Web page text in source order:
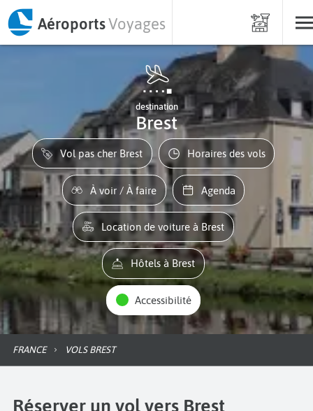
AéroportsVoyages
destination
Brest
Vol pas cher Brest Horaires des vols
À voir / À faire Agenda
Location de voiture à Brest
Hôtels à Brest
Accessibilité
FRANCE VOLS BREST
Réserver un vol vers Brest